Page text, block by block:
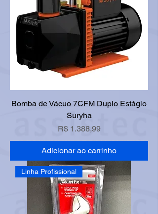
Bomba de Vácuo 7CFM Duplo Estágio
Suryha
Preço
R$ 1.388,99
Adicionar ao carrinho
Linha Profissional